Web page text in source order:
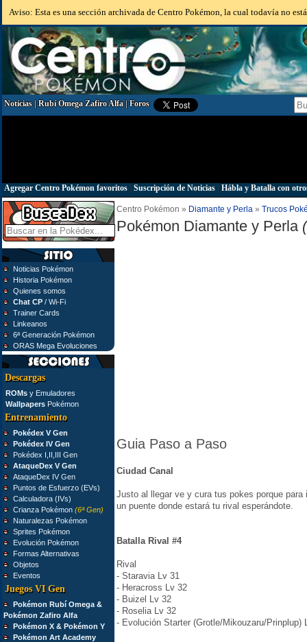
Aviso: Esta es una sección archivada de Centro Pokémon, la cual todavía no
Noticias|Rubí Omega Zafiro Alfa|Foros
Agregar Centro Pokémon favoritos Suscripción de Noticias Hábla y Batalla con
Noticias Pokémon
Historia Pokémon
Quienes somos
Chat CP / Wi-Fi
Trainer Cards
Linkeanos
6ª Generación Pokémon
ORAS Mega Evoluciones
Descargas
ROMs y Emuladores
Wallpapers Pokémon
Entrenamiento
Pokédex V Gen
Pokédex IV Gen
Pokédex I,II,III Gen
AtaqueDex V Gen
AtaqueDex IV Gen
Puntos de Esfuerzo (EVs)
Calculadora (IVs)
Crianza Pokémon (6ª Gen)
Naturalezas Pokémon
Sprites Pokémon
Evolución Pokémon
Formas Alternativas
Objetos
Eventos
Juegos VI Gen
Pokémon Rubí Omega &
Pokémon Zafiro Alfa
Pokémon X & Pokémon Y
Pokémon Art Academy
Centro Pokémon » Diamante y Perla » Trucos
Pokémon Diamante y Perla
Guia Paso a Paso
Ciudad Canal
Justo al llegar ve y cura tus pokes porque
un puente donde estará tu rival esperándote.
Batalla Rival #4
Rival
- Staravia Lv 31
- Heracross Lv 32
- Buizel Lv 32
- Roselia Lv 32
- Evolución Starter (Grotle/Mikouzaru/Prinplup)